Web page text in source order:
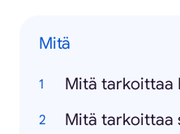
Mitä
Mitä tarkoittaa
Mitä tarkoittaa